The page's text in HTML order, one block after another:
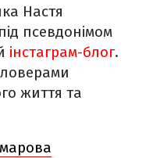
Настя
псевдонімом
інстаграм-блог.
життя та